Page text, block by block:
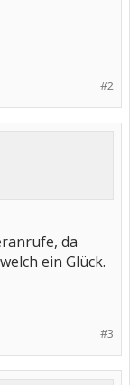
#2
da
ein Glück.
#3